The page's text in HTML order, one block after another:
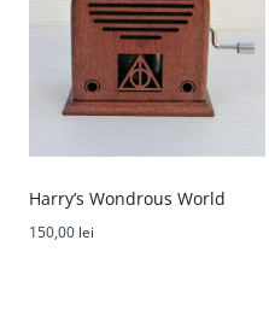
Harry’s Wondrous World
150,00 lei